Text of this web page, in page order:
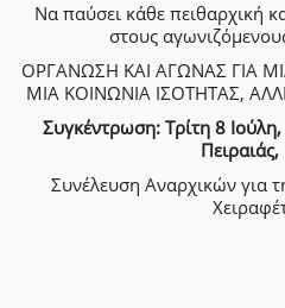
Να παύσει κάθε πειθαρχική
στους
ΟΡΓΑΝΩΣΗ ΚΑΙ ΑΓΩΝΑΣ ΓΙΑ
ΜΙΑ ΚΟΙΝΩΝΙΑ ΙΣΟΤΗΤΑΣ,
Συγκέντρωση: Τρίτη 8
Συνέλευση Αναρχικών για